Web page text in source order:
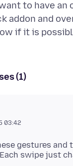
to have an
addon and
(1)
03:42
gestures and